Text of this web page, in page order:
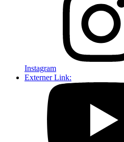
Instagram
Externer Link: